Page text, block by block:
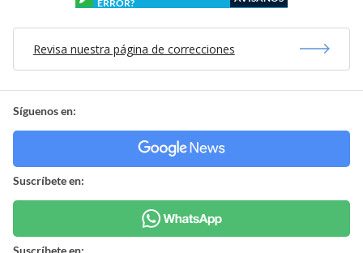
ERROR?
Revisa nuestra página de correcciones
Síguenos en:
Suscríbete en:
Suscríbete en: